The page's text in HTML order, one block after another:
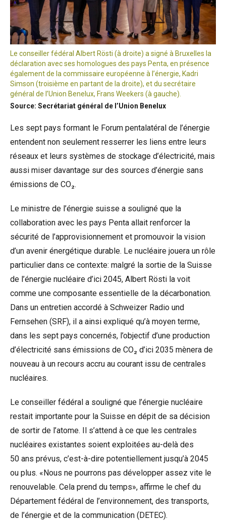
Le conseiller fédéral Albert Rösti (à droite) a signé à Bruxelles la
déclaration avec ses homologues des pays Penta, en présence
également de la commissaire européenne à l’énergie, Kadri
Simson (troisième en partant de la droite), et du secrétaire
général de l’Union Benelux, Frans Weekers (à gauche).
Source: Secrétariat général de l’Union Benelux
Les sept pays formant le Forum pentalatéral de l’énergie
entendent non seulement resserrer les liens entre leurs
réseaux et leurs systèmes de stockage d’électricité, mais
aussi miser davantage sur des sources d’énergie sans
émissions de CO₂.
Le ministre de l’énergie suisse a souligné que la
collaboration avec les pays Penta allait renforcer la
sécurité de l’approvisionnement et promouvoir la vision
d’un avenir énergétique durable. Le nucléaire jouera un rôle
particulier dans ce contexte: malgré la sortie de la Suisse
de l’énergie nucléaire d’ici 2045, Albert Rösti la voit
comme une composante essentielle de la décarbonation.
Dans un entretien accordé à Schweizer Radio und
Fernsehen (SRF), il a ainsi expliqué qu’à moyen terme,
dans les sept pays concernés, l’objectif d’une production
d’électricité sans émissions de CO₂ d’ici 2035 mènera de
nouveau à un recours accru au courant issu de centrales
nucléaires.
Le conseiller fédéral a souligné que l’énergie nucléaire
restait importante pour la Suisse en dépit de sa décision
de sortir de l’atome. Il s’attend à ce que les centrales
nucléaires existantes soient exploitées au-delà des
50 ans prévus, c’est-à-dire potentiellement jusqu’à 2045
ou plus. «Nous ne pourrons pas développer assez vite le
renouvelable. Cela prend du temps», affirme le chef du
Département fédéral de l’environnement, des transports,
de l’énergie et de la communication (DETEC).